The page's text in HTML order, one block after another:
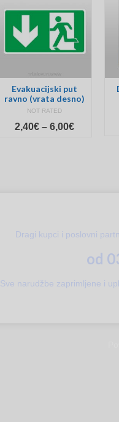
Evakuacijski put
ravno (vrata desno)
NOT RATED
2,40€ – 6,00€Price
Dragi kupci i poslovni
od
Sve narudžbe zaprimljene i